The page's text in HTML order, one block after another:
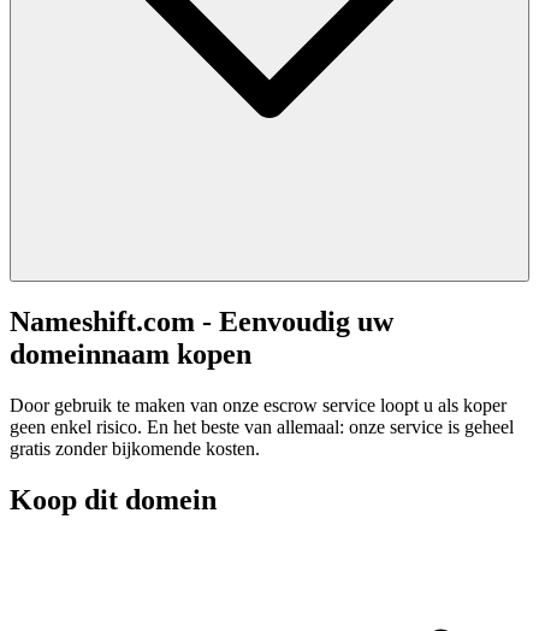
Nameshift.com - Eenvoudig uw
domeinnaam kopen
Door gebruik te maken van onze escrow service loopt u als koper
geen enkel risico. En het beste van allemaal: onze service is geheel
gratis zonder bijkomende kosten.
Koop dit domein